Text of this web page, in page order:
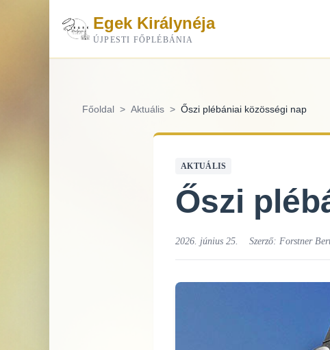
Egek Királynéja
ÚJPESTI FŐPLÉBÁNIA
Főoldal > Aktuális > Őszi plébániai közösségi nap
AKTUÁLIS
Őszi
2026. június 25. Szerző: Forstner